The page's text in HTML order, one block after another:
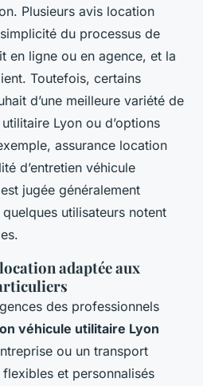
Plusieurs avis location
du processus de
en ligne ou en agence, et la
Toutefois, certains
d’une meilleure variété de
Lyon ou d’options
assurance location
d’entretien véhicule
jugée généralement
utilisateurs notent
adaptée aux
des professionnels
véhicule utilitaire Lyon
ou un transport
et personnalisés